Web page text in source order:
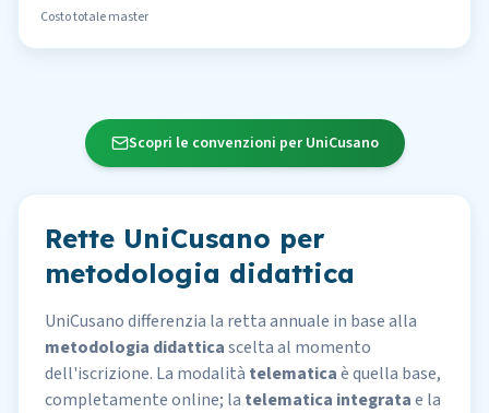
Costo totale master
Scopri le convenzioni per UniCusano
Rette UniCusano per
metodologia didattica
UniCusano differenzia la retta annuale in base alla
metodologia didatticascelta al momento
dell'iscrizione. La modalità telematicaè quella base,
completamente online; la telematica integratae la